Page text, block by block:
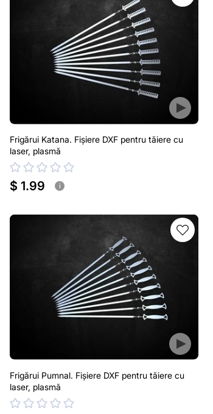
Frigărui Katana. Fișiere DXF pentru tăiere cu
laser, plasmă
$ 1.99 i
Frigărui Pumnal. Fișiere DXF pentru tăiere cu
laser, plasmă